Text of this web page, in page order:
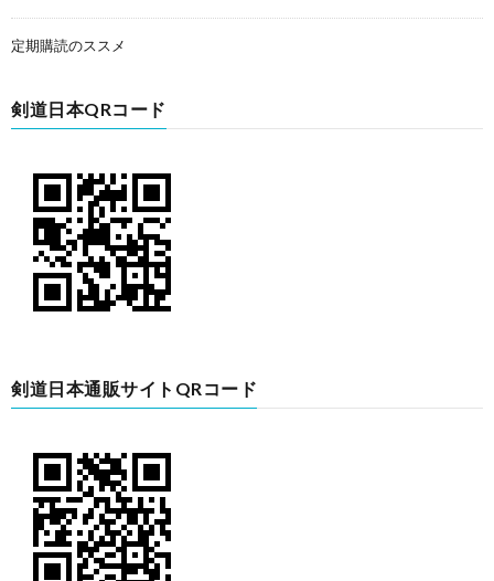
定期購読のススメ
剣道日本QRコード
剣道日本通販サイトQRコード